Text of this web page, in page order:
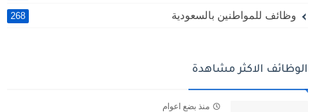
وظائف للمواطنين بالسعودية 268
الوظائف الاكثر مشاهدة
منذ بضع اعوام